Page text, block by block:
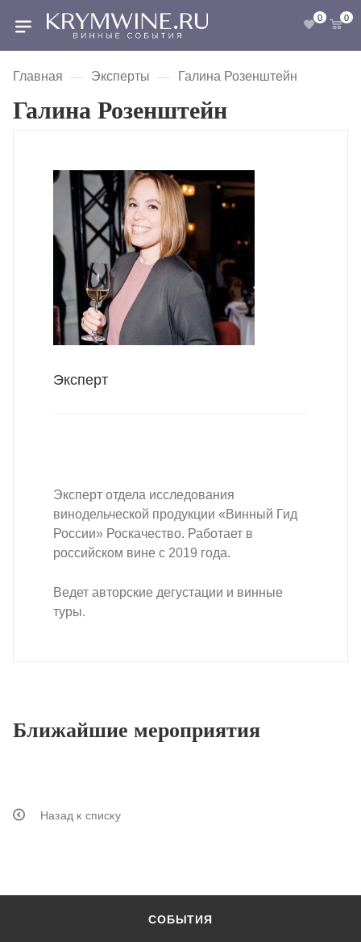
0 0
Главная — Эксперты — Галина Розенштейн
Галина Розенштейн
Эксперт
Эксперт отдела исследования
винодельческой продукции «Винный Гид
России» Роскачество. Работает в
российском вине с 2019 года.
Ведет авторские дегустации и винные
туры.
Ближайшие мероприятия
Назад к списку
СОБЫТИЯ